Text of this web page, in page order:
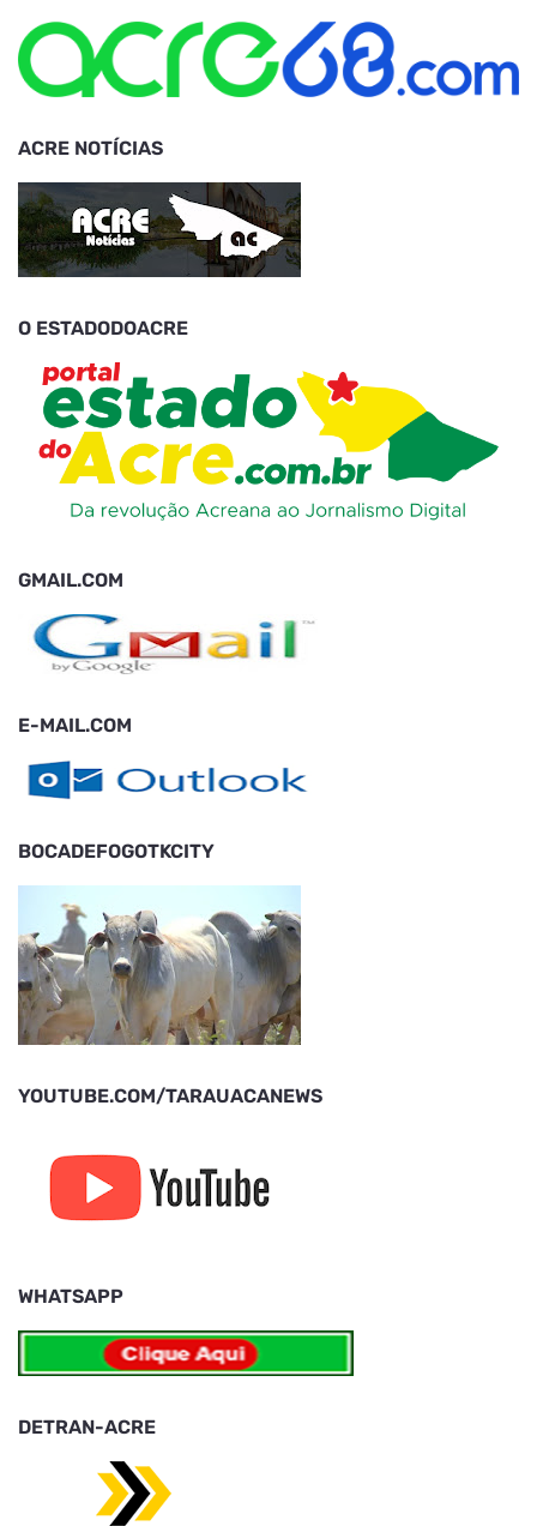
ACRE NOTÍCIAS
O ESTADODOACRE
GMAIL.COM
E-MAIL.COM
BOCADEFOGOTKCITY
YOUTUBE.COM/TARAUACANEWS
WHATSAPP
DETRAN-ACRE